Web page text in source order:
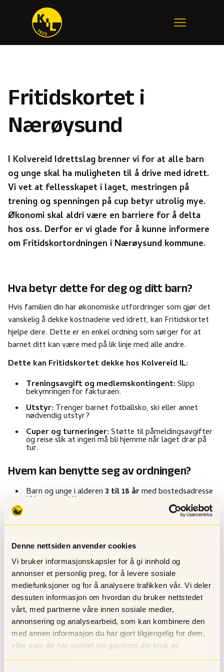
Denne nettsiden anvender cookies
Vi bruker informasjonskapsler for å gi innhold og
annonser et personlig preg, for å levere sosiale
mediefunksjoner og for å analysere trafikken vår. Vi deler
dessuten informasjon om hvordan du bruker nettstedet
vårt, med partnerne våre innen sosiale medier,
annonsering og analysearbeid, som kan kombinere den
med annen informasjon du har gjort tilgjengelig for dem,
eller som de har samlet inn gjennom din bruk av
Fritidskortet i
Nærøysund
I Kolvereid Idrettslag brenner vi for at alle barn
og unge skal ha muligheten til å drive med idrett.
Vi vet at fellesskapet i laget, mestringen på
trening og spenningen på cup betyr utrolig mye.
Økonomi skal aldri være en barriere for å delta
hos oss. Derfor er vi glade for å kunne informere
om Fritidskortordningen i Nærøysund kommune.
Hva betyr dette for deg og ditt barn?
Hvis familien din har økonomiske utfordringer som gjør det
vanskelig å dekke kostnadene ved idrett, kan Fritidskortet
hjelpe dere. Dette er en enkel ordning som sørger for at
barnet ditt kan være med på lik linje med alle andre.
Dette kan Fritidskortet dekke hos Kolvereid IL:
Treningsavgift og medlemskontingent:Slipp
bekymringen for fakturaen.
Utstyr: Trenger barnet fotballsko, ski eller annet
nødvendig utstyr?
Cuper og turneringer:Støtte til påmeldingsavgifter
og reise slik at ingen må bli hjemme når laget drar på
tur.
Hvem kan benytte seg av ordningen?
Barn og unge i alderen3 til 18 årmed bostedsadresse
i Nærøysund Kommune.
Ordningen er rettet mot familier som har behov for
økonomisk støtte for å få hverdagen til å gå opp.
Det dekkes normalt én aktivitet per år (individuelle
vurderinger kan gjøres i særskilte tilfeller).
Enkel prosess – ingen lange søknader
Det beste med Fritidskortet er at kommunen har gjort det
enkelt. Du trenger ikke gå gjennom en lang og komplisert
søknadsprosess for å få hjelp. Målet er at veien fra ønske
om aktivitet til deltakelse skal være kortest mulig.
«Det viktigste for oss er at barna er med der det
skjer, lærer nye ting og skaper minner sammen med